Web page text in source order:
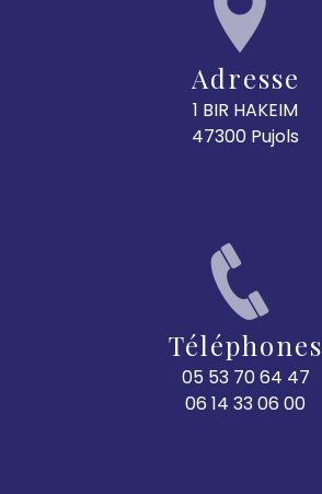
Adresse
1 BIR HAKEIM
47300 Pujols
Téléphones
05 53 70 64 47
06 14 33 06 00